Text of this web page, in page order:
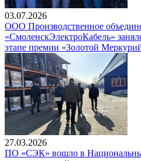
03.07.2026
ООО Производственное
«СмоленскЭлектроКабель»
этапе премии «Золотой
27.03.2026
ПО «СЭК» вошло в